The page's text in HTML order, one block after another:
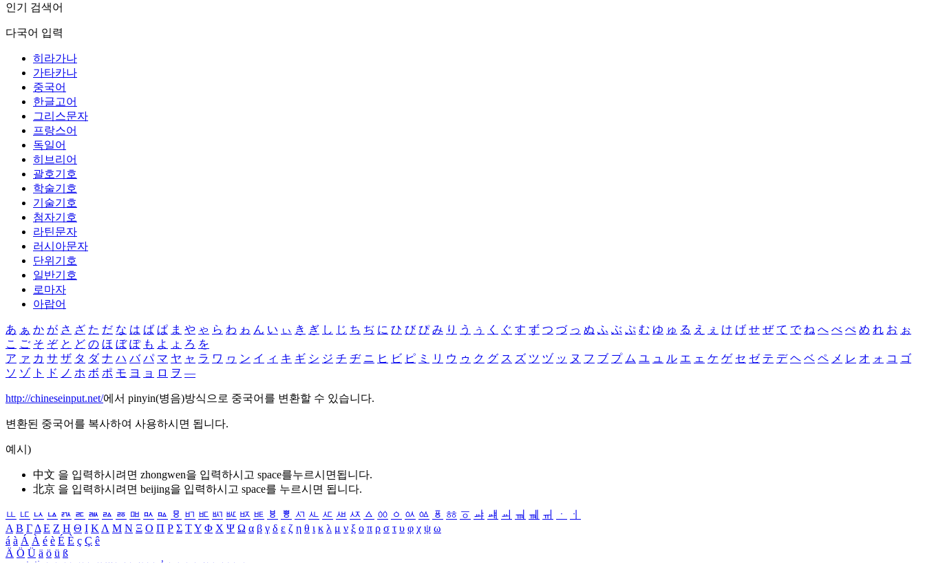
인기 검색어
다국어 입력
히라가나
가타카나
중국어
한글고어
그리스문자
프랑스어
독일어
히브리어
괄호기호
학술기호
기술기호
첨자기호
라틴문자
러시아문자
단위기호
일반기호
로마자
아랍어
あ ぁ か が さ ざ た だ な は ば ぱ ま や ゃ ら わ ゎ ん い ぃ き ぎ し じ ち ぢ に ひ び ぴ み り う ぅ く ぐ す ず つ づ っ ぬ ふ ぶ ぷ む ゆ ゅ る え ぇ け げ せ ぜ て で ね へ べ ぺ め れ お ぉ
こ ご そ ぞ と ど の ほ ぼ ぽ も よ ょ ろ を
ア ァ カ サ ザ タ ダ ナ ハ バ パ マ ヤ ャ ラ ワ ヮ ン イ ィ キ ギ シ ジ チ ヂ ニ ヒ ビ ピ ミ リ ウ ゥ ク グ ス ズ ツ ヅ ッ ヌ フ ブ プ ム ユ ュ ル エ ェ ケ ゲ セ ゼ テ デ ヘ ベ ペ メ レ オ ォ コ ゴ
ソ ゾ ト ド ノ ホ ボ ポ モ ヨ ョ ロ ヲ ―
http://chineseinput.net/에서 pinyin(병음)방식으로 중국어를 변환할 수 있습니다.
변환된 중국어를 복사하여 사용하시면 됩니다.
예시)
中文 을 입력하시려면 zhongwen을 입력하시고 space를누르시면됩니다.
北京 을 입력하시려면 beijing을 입력하시고 space를 누르시면 됩니다.
ㅥ ㅦ ㅧ ㅨ ㅩ ㅪ ㅫ ㅬ ㅭ ㅮ ㅯ ㅰ ㅱ ㅲ ㅳ ㅴ ㅵ ㅶ ㅷ ㅸ ㅹ ㅺ ㅻ ㅼ ㅽ ㅾ ㅿ ㆀ ㆁ ㆂ ㆃ ㆄ ㆅ ㆆ ㆇ ㆈ ㆉ ㆊ ㆋ ㆌ ㆍ
ㆎ
Α Β ΓΔ Ε Ζ Η Θ Ι ΚΛ Μ Ν Ξ Ο Π Ρ Σ ΤΥ Φ Χ Ψ Ω α β γ δ ε ζ η θ ι κ λ μ ν ξ ο π ρ σ τ υ φ χ ψ ω
á à Á À é è É È ç Ç ê
Ä Ö Ü ä ö ü ß